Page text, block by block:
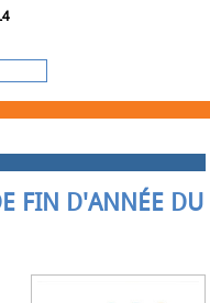
FIN D'ANNÉE DU